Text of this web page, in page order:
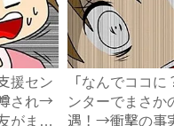
援セン
され→
がまさ
「なんでココ
ンターでまさか
遇！→衝撃の事